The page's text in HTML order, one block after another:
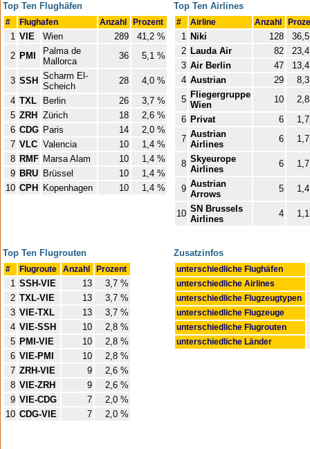
Top Ten Flughäfen
# Flughafen Anzahl Prozent
1 VIE Wien 289
41,2 %
2 PMI
Palma de
Mallorca
36 5,1 %
3 SSH Scharm El-
Scheich
28
4,0 %
4 TXL Berlin 26
3,7 %
5 ZRH Zürich 18
2,6 %
6 CDG Paris 14
2,0 %
7 VLC Valencia 10
1,4 %
8 RMF Marsa Alam 10
1,4 %
9 BRU Brüssel 10
1,4 %
10 CPH Kopenhagen 10 1,4 %
Top Ten Airlines
# Airline Anzahl
1 Niki 128
2 Lauda Air 82
3 Air Berlin 47
4 Austrian 29
5 Fliegergruppe
Wien
10
6 Privat 6
7 Austrian
Airlines
6
8 Skyeurope
Airlines
6
9 Austrian
Arrows
5
10 SN Brussels
Airlines
4
Top Ten Flugrouten
# Flugroute Anzahl Prozent
1 SSH-VIE 13
3,7 %
2 TXL-VIE 13
3,7 %
3 VIE-TXL 13
3,7 %
4 VIE-SSH 10
2,8 %
5 PMI-VIE 10
2,8 %
6 VIE-PMI 10
2,8 %
7 ZRH-VIE 9
2,6 %
8 VIE-ZRH 9
2,6 %
9 VIE-CDG 7
2,0 %
10 CDG-VIE 7 2,0 %
Zusatzinfos
unterschiedliche Flughäfen
unterschiedliche Airlines
unterschiedliche Flugzeugtypen
unterschiedliche Flugzeuge
unterschiedliche Flugrouten
unterschiedliche Länder